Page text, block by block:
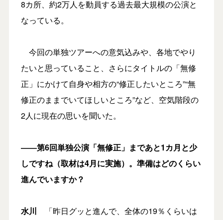
8カ所、約2万人を動員する過去最大規模の公演と
なっている。
今回の単独ツアーへの意気込みや、各地でやり
たいと思っていること、さらにタイトルの「無修
正」にかけて自身や相方の“修正したいところ”“無
修正のままでいてほしいところ”など、空気階段の
2人に現在の思いを聞いた。
――第6回単独公演「無修正」まであと1カ月と少
しですね（取材は4月に実施）。準備はどのくらい
進んでいますか？
水川 「昨日グッと進んで、全体の19％くらいは